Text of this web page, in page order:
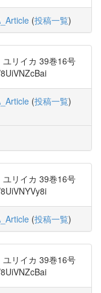
(投稿一覧)
ユリイカ 39巻16号
(投稿一覧)
ユリイカ 39巻16号
(投稿一覧)
ユリイカ 39巻16号